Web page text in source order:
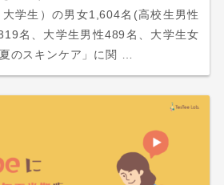
学生）の男女1,604名(高校生男性
名、大学生男性489名、大学生女
のスキンケア」に関 …